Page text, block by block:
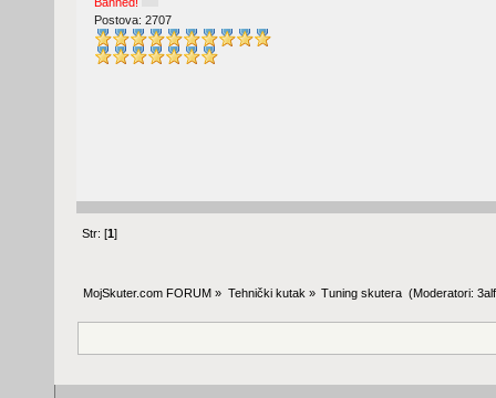
Postova: 2707
Str: [1]
MojSkuter.com FORUM » Tehnički kutak» Tuning skutera (Moderatori: